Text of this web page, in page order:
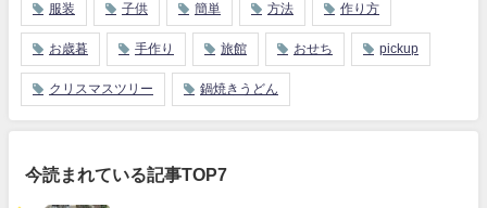
服装 子供 簡単 方法 作り方
お歳暮 手作り 旅館 おせち pickup
クリスマスツリー 鍋焼きうどん
今読まれている記事TOP7